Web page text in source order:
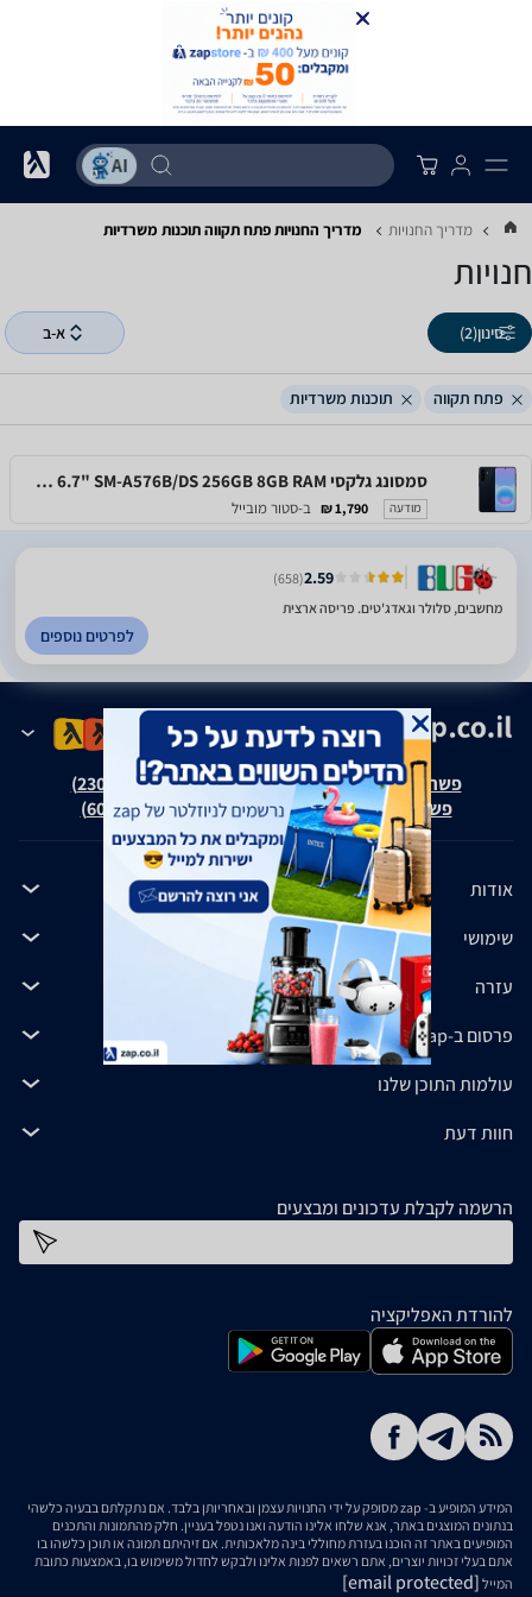
מדריך החנויות מדריך החנויות ‏פתח תקווה ‏תוכנות משרדיות
חנויות
סינון(2) א-ב
פתח תקווה תוכנות משרדיות
סמסונג גלקסי Samsung Galaxy A57 5G 6.7" SM-A576B/DS 256GB 8GB RAM
מודעה 1,790 ₪ ב-סטור מובייל
2.59
(658)
מחשבים, סלולר וגאדג'טים. פריסה ארצית
לפרטים נוספים
פשרה בת"צ אבנצ'יק נ' זאפ גרופ (ת"צ 23008-08-20)
פשרה בת"צ כהנים נ' זאפ גרופ (ת"צ 60371-12-19)
אודות
שימושי
עזרה
פרסום ב-zap
עולמות התוכן שלנו
חוות דעת
הרשמה לקבלת עדכונים ומבצעים
להורדת האפליקציה
המידע המופיע ב- zap מסופק על ידי החנויות עצמן ובאחריותן בלבד. אם נתקלתם בבעיה כלשהי
בנתונים המוצגים באתר, אנא שלחו אלינו הודעה ואנו נטפל בעניין. חלק מהתמונות והתכנים
המופיעים באתר זה הוכנו בעזרת מחוללי בינה מלאכותית. אם זיהיתם תמונה או תוכן כלשהו בו
אתם בעלי זכויות יוצרים, אתם רשאים לפנות אלינו ולבקש לחדול משימוש בו, באמצעות כתובת
המייל [email protected]